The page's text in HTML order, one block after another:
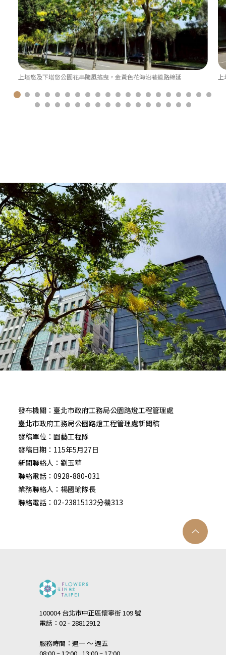
上塔悠及下塔悠公園花串隨風搖曳，金黃色花海沿著道路綿延
發布機關：臺北市政府工務局公園路燈工程管理處
臺北市政府工務局公園路燈工程管理處新聞稿
發稿單位：園藝工程隊
發稿日期：115年5月27日
新聞聯絡人：劉玉華
聯絡電話：0928-880-031
業務聯絡人：楊國瑜隊長
聯絡電話：02-23815132分機313
100004 台北市中正區懷寧街 109 號
電話：02 - 28812912
服務時間：週一 ～ 週五